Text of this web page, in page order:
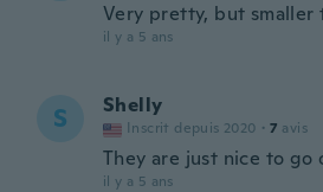
Very pretty, but smaller
il y a 5 ans
S Shelly
Inscrit depuis 2020 · 7 avis
They are just nice to go
il y a 5 ans